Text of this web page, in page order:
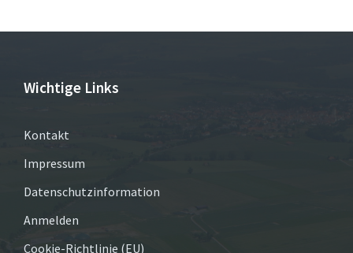
Wichtige Links
Kontakt
Impressum
Datenschutzinformation
Anmelden
Cookie-Richtlinie (EU)